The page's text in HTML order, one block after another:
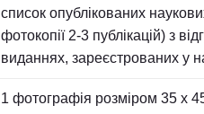
список опублікованих
фотокопії 2-3 публікацій) з
виданнях, зареєстрованих у
1 фотографія розміром 35 x